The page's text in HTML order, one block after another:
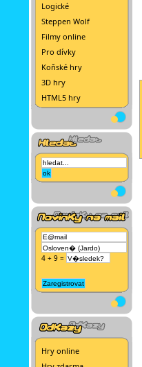
Logické
Steppen Wolf
Filmy online
Pro dívky
Koňské hry
3D hry
HTML5 hry
4 + 9 =
Hry online